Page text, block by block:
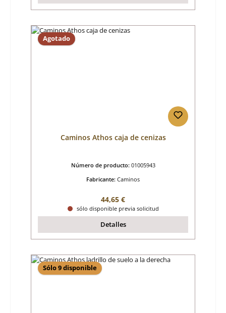
Agotado
Caminos Athos caja de cenizas
Número de producto: 01005943
Fabricante: Caminos
Precio normal:
44,65 €
sólo disponible previa solicitud
Detalles
Sólo 9 disponible